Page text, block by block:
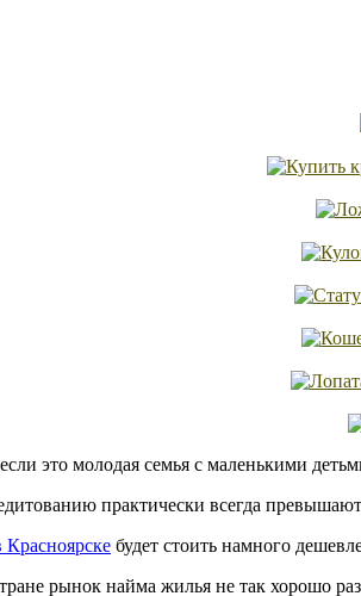
это молодая семья с маленькими
практически всегда
Красноярске будет стоить намного
рынок найма жилья не так хорошо